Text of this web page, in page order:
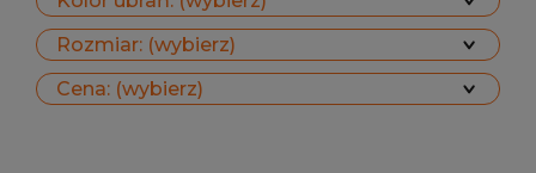
Rozmiar: (wybierz)
Cena: (wybierz)